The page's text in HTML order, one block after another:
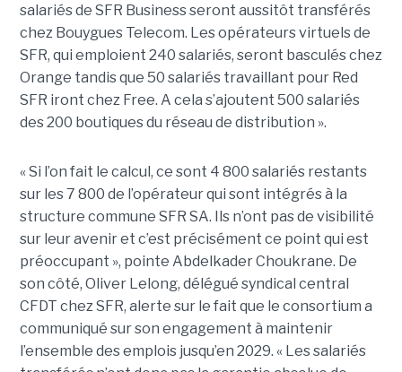
salariés de SFR Business seront aussitôt transférés
chez Bouygues Telecom. Les opérateurs virtuels de
SFR, qui emploient 240 salariés, seront basculés chez
Orange tandis que 50 salariés travaillant pour Red
SFR iront chez Free. A cela s’ajoutent 500 salariés
des 200 boutiques du réseau de distribution ».
« Si l’on fait le calcul, ce sont 4 800 salariés restants
sur les 7 800 de l’opérateur qui sont intégrés à la
structure commune SFR SA. Ils n’ont pas de visibilité
sur leur avenir et c’est précisément ce point qui est
préoccupant », pointe Abdelkader Choukrane. De
son côté, Oliver Lelong, délégué syndical central
CFDT chez SFR, alerte sur le fait que le consortium a
communiqué sur son engagement à maintenir
l’ensemble des emplois jusqu’en 2029. « Les salariés